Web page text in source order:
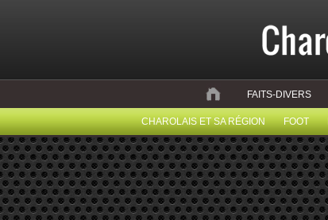
FAITS-DIVERS
CHAROLAIS ET SA RÉGION FOOT